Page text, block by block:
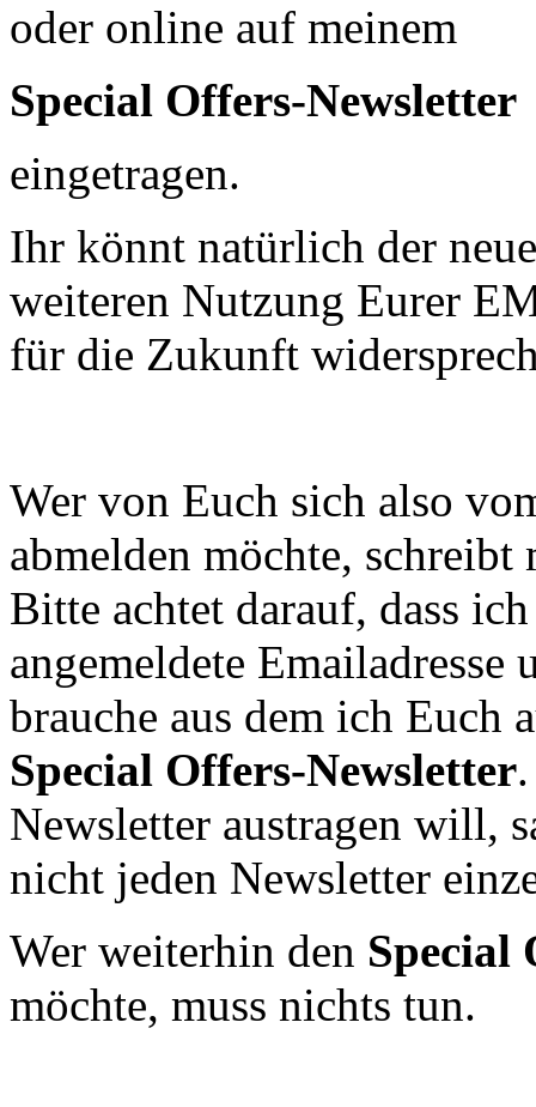
oder online auf meinem
Special Offers-Newsletter
eingetragen.
Ihr könnt natürlich der
weiteren Nutzung Eurer
für die Zukunft
Wer von Euch sich also
abmelden möchte,
Bitte achtet darauf, dass
angemeldete Emailadresse
brauche aus dem ich Euch
Special Offers-Newsletter
Newsletter austragen will,
nicht jeden Newsletter
Wer weiterhin den Special
möchte, muss nichts tun.